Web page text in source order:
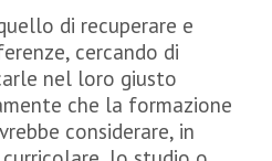
di recuperare e
cercando di
nel loro giusto
che la formazione
considerare, in